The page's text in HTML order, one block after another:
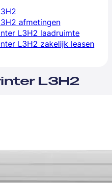
afmetingen
L3H2 laadruimte
L3H2 zakelijk leasen
L3H2